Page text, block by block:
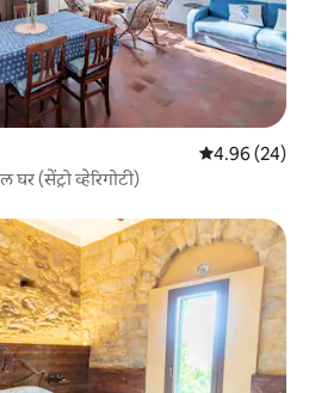
5 पैकी 4.96
4.96 (24)
(सेंट्रो व्हेरिगोटी)